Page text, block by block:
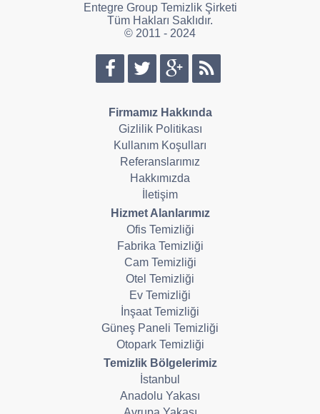
Entegre Group Temizlik Şirketi
Tüm Hakları Saklıdır.
© 2011 - 2024
Firmamız Hakkında
Gizlilik Politikası
Kullanım Koşulları
Referanslarımız
Hakkımızda
İletişim
Hizmet Alanlarımız
Ofis Temizliği
Fabrika Temizliği
Cam Temizliği
Otel Temizliği
Ev Temizliği
İnşaat Temizliği
Güneş Paneli Temizliği
Otopark Temizliği
Temizlik Bölgelerimiz
İstanbul
Anadolu Yakası